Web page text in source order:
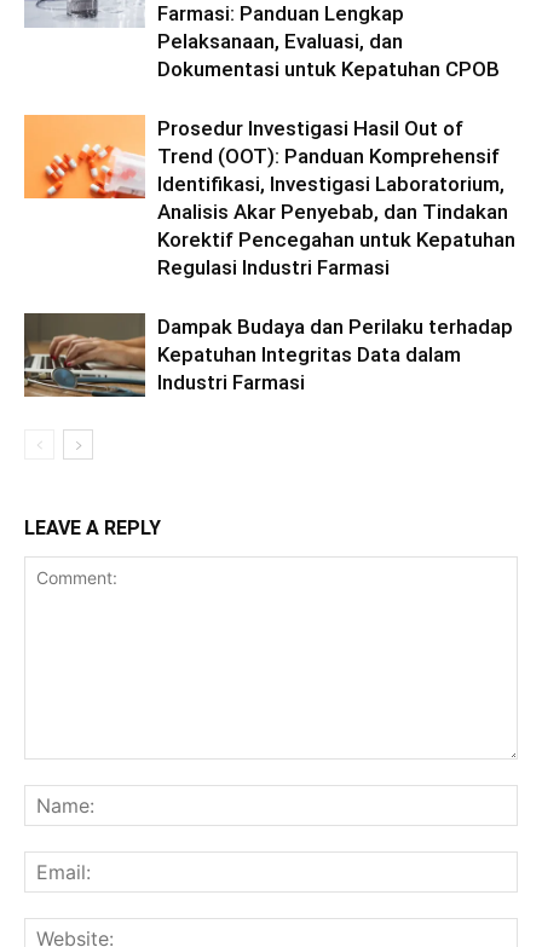
Farmasi: Panduan Lengkap
Pelaksanaan, Evaluasi, dan
Dokumentasi untuk Kepatuhan CPOB
Prosedur Investigasi Hasil Out of
Trend (OOT): Panduan Komprehensif
Identifikasi, Investigasi Laboratorium,
Analisis Akar Penyebab, dan Tindakan
Korektif Pencegahan untuk Kepatuhan
Regulasi Industri Farmasi
Dampak Budaya dan Perilaku terhadap
Kepatuhan Integritas Data dalam
Industri Farmasi
LEAVE A REPLY